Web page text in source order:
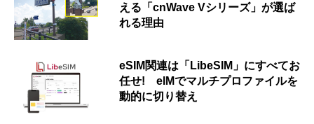
える「cnWave Vシリーズ」が選ば
れる理由
eSIM関連は「LibeSIM」にすべてお
任せ! eIMでマルチプロファイルを
動的に切り替え